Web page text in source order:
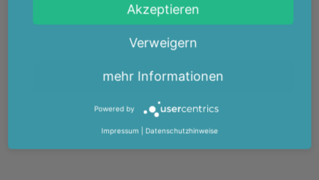
Akzeptieren
Verweigern
mehr Informationen
Powered by
Impressum Datenschutzhinweise